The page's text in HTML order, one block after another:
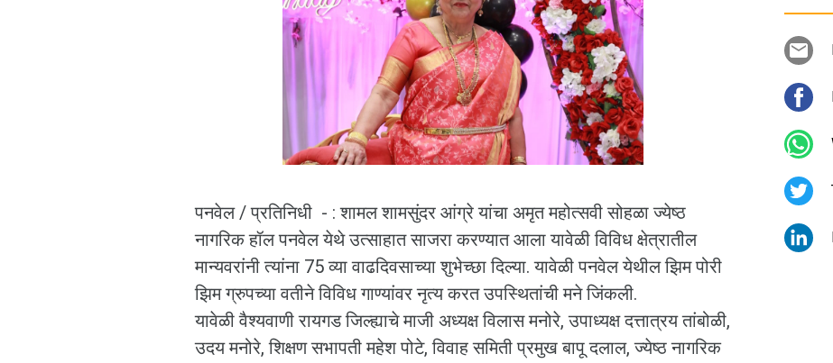
पनवेल / प्रतिनिधी - : शामल शामसुंदर आंग्रे यांचा अमृत महोत्सवी सोहळा ज्येष्ठ
नागरिक हॉल पनवेल येथे उत्साहात साजरा करण्यात आला यावेळी विविध क्षेत्रातील
मान्यवरांनी त्यांना 75 व्या वाढदिवसाच्या शुभेच्छा दिल्या. यावेळी पनवेल येथील झिम पोरी
झिम ग्रुपच्या वतीने विविध गाण्यांवर नृत्य करत उपस्थितांची मने जिंकली.
यावेळी वैश्यवाणी रायगड जिल्ह्याचे माजी अध्यक्ष विलास मनोरे, उपाध्यक्ष दत्तात्रय तांबोळी,
उदय मनोरे, शिक्षण सभापती महेश पोटे, विवाह समिती प्रमुख बापू दलाल, ज्येष्ठ नागरिक